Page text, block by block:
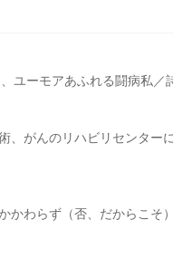
ユーモアあふれる闘病私／
がんのリハビリセンター
わらず（否、だからこそ